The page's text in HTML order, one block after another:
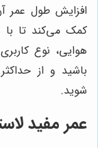
افزایش طول عمر
کمک می‌کند تا
هوایی، نوع
باشید و از
شوید.
عمر مفید